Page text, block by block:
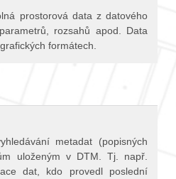
prostorová data z datového
rozsahů apod. Data
formátech.
metadat (popisných
uloženým v DTM. Tj. např.
dat, kdo provedl poslední